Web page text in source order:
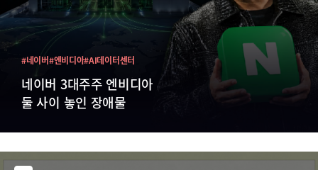
네이버 3대주주 엔비디아
둘 사이 놓인 장애물
#네이버#엔비디아#AI데이터센터